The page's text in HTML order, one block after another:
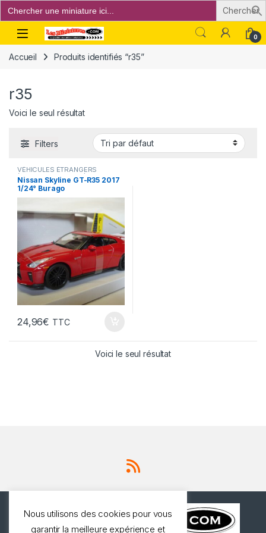
Search
for:
Open 0
Accueil Produits identifiés “r35”
r35
Voici le seul résultat
Filters
VÉHICULES ÉTRANGERS
(voitures,camions ...)
Nissan Skyline GT-R35 2017
1/24° Burago
24,96€ TTC
Voici le seul résultat
Nous utilisons des cookies pour vous
garantir la meilleure expérience et